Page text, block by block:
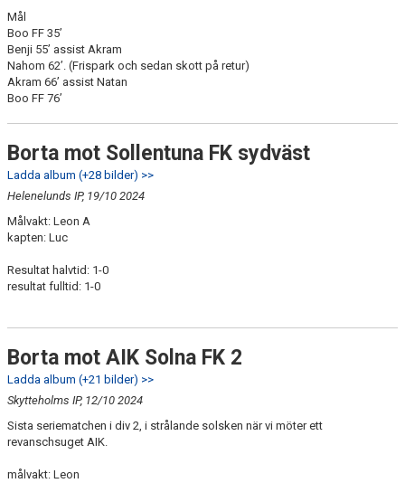
Mål
Boo FF 35’
Benji 55’ assist Akram
Nahom 62’. (Frispark och sedan skott på retur)
Akram 66’ assist Natan
Boo FF 76’
Borta mot Sollentuna FK sydväst
Ladda album (+28 bilder) >>
Helenelunds IP, 19/10 2024
Målvakt: Leon A
kapten: Luc
Resultat halvtid: 1-0
resultat fulltid: 1-0
Borta mot AIK Solna FK 2
Ladda album (+21 bilder) >>
Skytteholms IP, 12/10 2024
Sista seriematchen i div 2, i strålande solsken när vi möter ett
revanschsuget AIK.
målvakt: Leon